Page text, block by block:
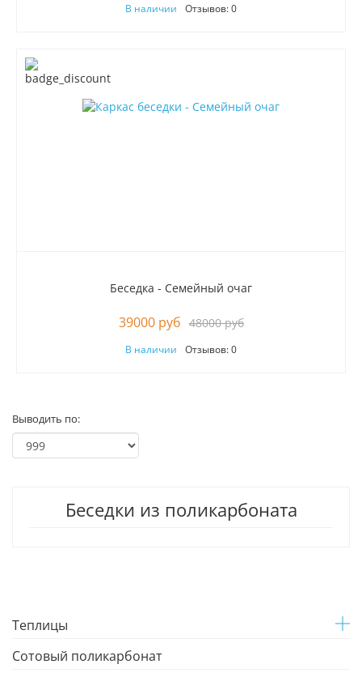
В наличии Отзывов: 0
Беседка - Семейный очаг
39000 руб 48000 руб
В наличии Отзывов: 0
Выводить по:
Беседки из поликарбоната
Теплицы
Сотовый поликарбонат